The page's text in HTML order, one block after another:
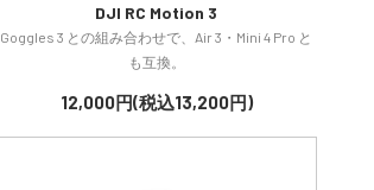
DJI RC Motion 3
Goggles 3 との組み合わせで、Air 3・Mini 4 Pro と
も互換。
12,000円(税込13,200円)